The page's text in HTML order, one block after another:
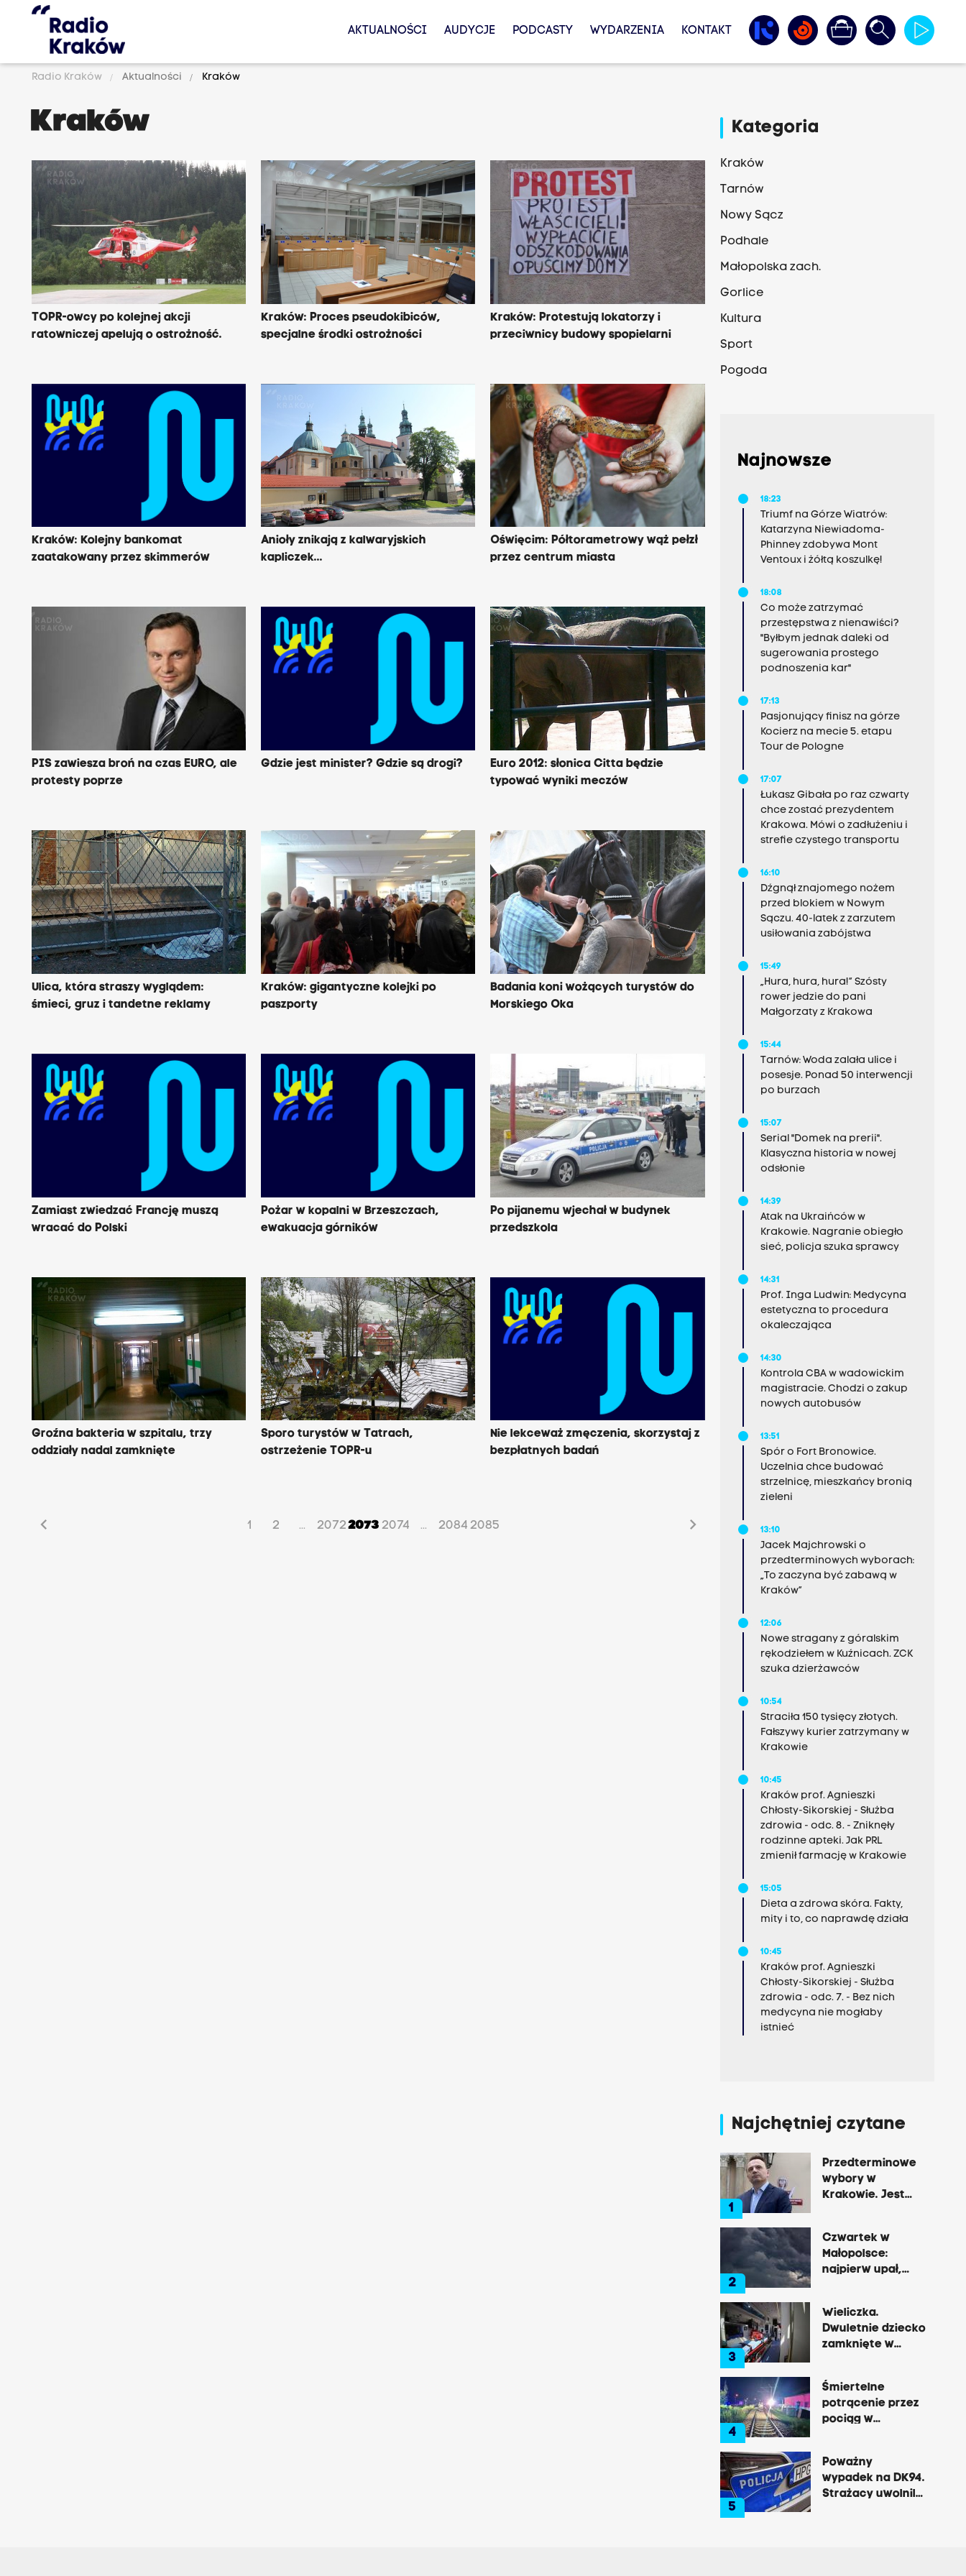
AKTUALNOŚCI AUDYCJE PODCASTY WYDARZENIA KONTAKT
Radio Kraków Aktualności Kraków
Kraków
TOPR-owcy po kolejnej akcji
ratowniczej apelują o ostrożność.
Kraków: Proces pseudokibiców,
specjalne środki ostrożności
Kraków: Protestują lokatorzy i
przeciwnicy budowy spopielarni
Kraków: Kolejny bankomat
zaatakowany przez skimmerów
Anioły znikają z kalwaryjskich
kapliczek...
Oświęcim: Półtorametrowy wąż pełzł
przez centrum miasta
PIS zawiesza broń na czas EURO, ale
protesty poprze
Gdzie jest minister? Gdzie są drogi?
Euro 2012: słonica Citta będzie
typować wyniki meczów
Ulica, która straszy wyglądem:
śmieci, gruz i tandetne reklamy
Kraków: gigantyczne kolejki po
paszporty
Badania koni wożących turystów do
Morskiego Oka
Zamiast zwiedzać Francję muszą
wracać do Polski
Pożar w kopalni w Brzeszczach,
ewakuacja górników
Po pijanemu wjechał w budynek
przedszkola
Groźna bakteria w szpitalu, trzy
oddziały nadal zamknięte
Sporo turystów w Tatrach,
ostrzeżenie TOPR-u
Nie lekceważ zmęczenia, skorzystaj z
bezpłatnych badań
chevron_left 1 2 ... 2072 2073 2074 ... 2084 2085 chevron_right
Kategoria
Kraków
Tarnów
Nowy Sącz
Podhale
Małopolska zach.
Gorlice
Kultura
Sport
Pogoda
Najnowsze
18:23
Triumf na Górze Wiatrów:
Katarzyna Niewiadoma-
Phinney zdobywa Mont
Ventoux i żółtą koszulkę!
18:08
Co może zatrzymać
przestępstwa z nienawiści?
"Byłbym jednak daleki od
sugerowania prostego
podnoszenia kar"
17:13
Pasjonujący finisz na górze
Kocierz na mecie 5. etapu
Tour de Pologne
17:07
Łukasz Gibała po raz czwarty
chce zostać prezydentem
Krakowa. Mówi o zadłużeniu i
strefie czystego transportu
16:10
Dźgnął znajomego nożem
przed blokiem w Nowym
Sączu. 40-latek z zarzutem
usiłowania zabójstwa
15:49
„Hura, hura, hura!” Szósty
rower jedzie do pani
Małgorzaty z Krakowa
15:44
Tarnów: Woda zalała ulice i
posesje. Ponad 50 interwencji
po burzach
15:07
Serial "Domek na prerii".
Klasyczna historia w nowej
odsłonie
14:39
Atak na Ukraińców w
Krakowie. Nagranie obiegło
sieć, policja szuka sprawcy
14:31
Prof. Inga Ludwin: Medycyna
estetyczna to procedura
okaleczająca
14:30
Kontrola CBA w wadowickim
magistracie. Chodzi o zakup
nowych autobusów
13:51
Spór o Fort Bronowice.
Uczelnia chce budować
strzelnicę, mieszkańcy bronią
zieleni
13:10
Jacek Majchrowski o
przedterminowych wyborach:
„To zaczyna być zabawą w
Kraków”
12:06
Nowe stragany z góralskim
rękodziełem w Kuźnicach. ZCK
szuka dzierżawców
10:54
Straciła 150 tysięcy złotych.
Fałszywy kurier zatrzymany w
Krakowie
10:45
Kraków prof. Agnieszki
Chłosty-Sikorskiej - Służba
zdrowia - odc. 8. - Zniknęły
rodzinne apteki. Jak PRL
zmienił farmację w Krakowie
15:05
Dieta a zdrowa skóra. Fakty,
mity i to, co naprawdę działa
10:45
Kraków prof. Agnieszki
Chłosty-Sikorskiej - Służba
zdrowia - odc. 7. - Bez nich
medycyna nie mogłaby
istnieć
Najchętniej czytane
1
Przedterminowe
wybory w
Krakowie. Jest
2
Czwartek w
Małopolsce:
najpierw upał,
3
Wieliczka.
Dwuletnie dziecko
zamknięte w
zakupach
4
Śmiertelne
potrącenie przez
pociąg w
trasie do Krakowa
5
Poważny
wypadek na DK94.
Strażacy uwolnili